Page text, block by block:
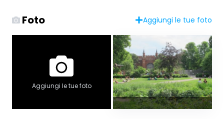
Foto Aggiungi le tue foto
Aggiungi le tue foto